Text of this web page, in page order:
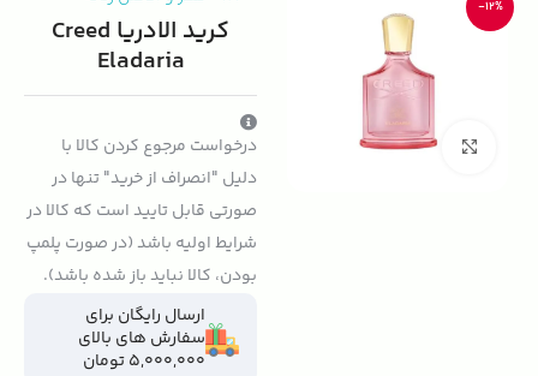
-12%
بزرگنمایی تصویر
کرید الادریا Creed
Eladaria
درخواست مرجوع کردن کالا با
دلیل "انصراف از خرید" تنها در
صورتی قابل تایید است که کالا در
شرایط اولیه باشد (در صورت پلمپ
بودن، کالا نباید باز شده باشد).
ارسال رایگان برای
سفارش های بالای
5,000,000 تومان